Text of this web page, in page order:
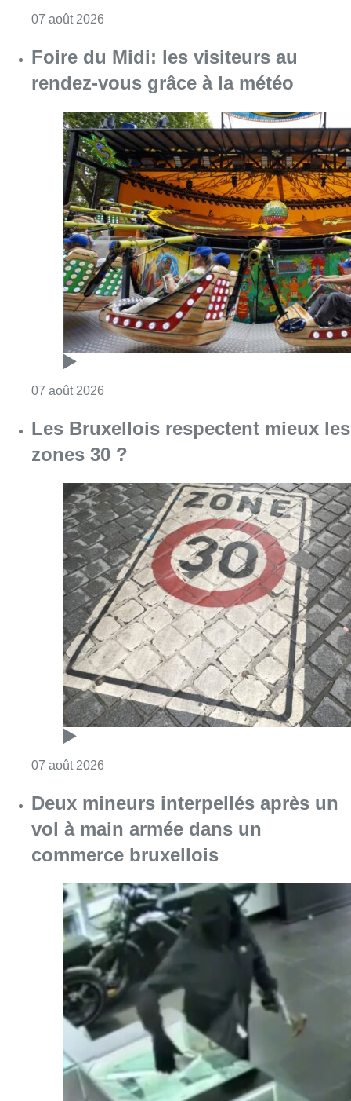
07 août 2026
Foire du Midi: les visiteurs au
rendez-vous grâce à la météo
07 août 2026
Les Bruxellois respectent mieux les
zones 30 ?
07 août 2026
Deux mineurs interpellés après un
vol à main armée dans un
commerce bruxellois